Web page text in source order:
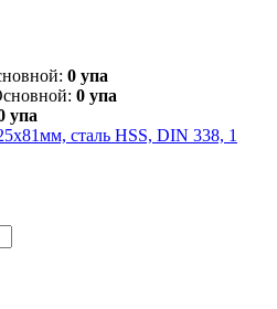
0 упа
0 упа
упа
сталь HSS, DIN 338, 1